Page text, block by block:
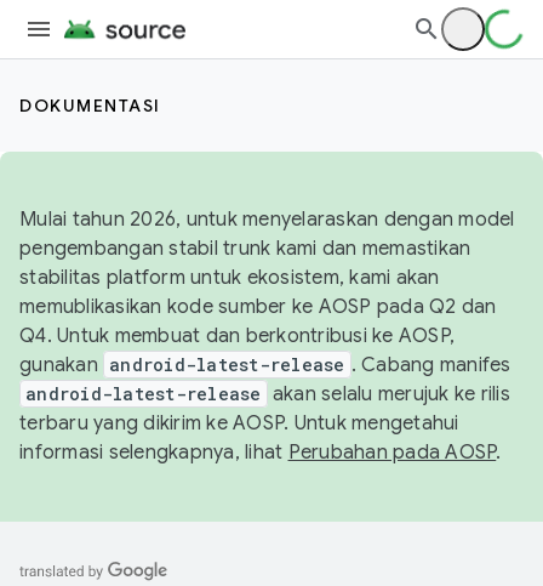
DOKUMENTASI
Mulai tahun 2026, untuk menyelaraskan dengan model
pengembangan stabil trunk kami dan memastikan
stabilitas platform untuk ekosistem, kami akan
memublikasikan kode sumber ke AOSP pada Q2 dan
Q4. Untuk membuat dan berkontribusi ke AOSP,
gunakan android-latest-release . Cabang manifes
android-latest-release akan selalu merujuk ke rilis
terbaru yang dikirim ke AOSP. Untuk mengetahui
informasi selengkapnya, lihat Perubahan pada AOSP.